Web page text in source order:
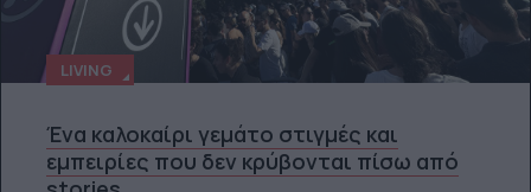
LIVING
Ένα καλοκαίρι γεμάτο στιγμές και
εμπειρίες που δεν κρύβονται πίσω από